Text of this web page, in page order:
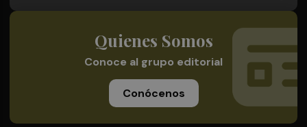
Quienes Somos
Conoce al grupo editorial
Conócenos